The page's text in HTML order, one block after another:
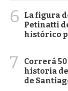
6
La figura
Petinatti
histórico
7
Correrá
historia
de